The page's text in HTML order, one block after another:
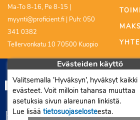
Ma-To 8-16, Pe 8-15 |
myynti@proficient.fi | Puh: 050
341 0382
Tellervonkatu 10 70500 Kuopio
Evästeiden käyttö
Valitsemalla ’Hyväksyn’, hyväksyt kaikki
evästeet. Voit milloin tahansa muuttaa
asetuksia sivun alareunan linkistä.
Lue lisää tietosuojaselosteesta.